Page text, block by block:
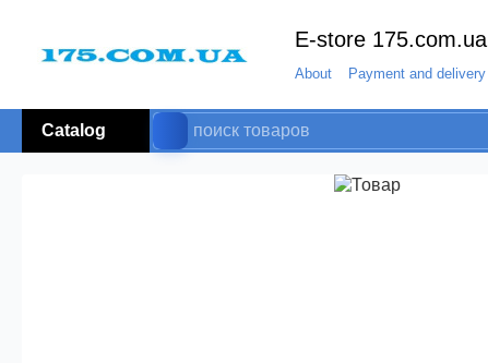
E-store 175.com.ua
About Payment and delivery
Catalog